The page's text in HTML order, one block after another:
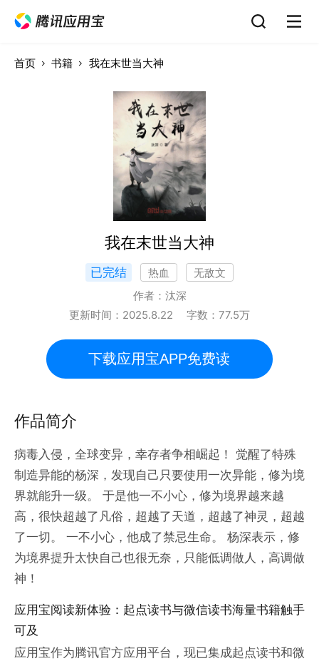
首页 书籍 我在末世当大神
我在末世当大神
已完结 热血
无敌文
作者： 汰深
更新时间： 2025.8.22 字数：77.5万
下载应用宝APP免费读
作品简介
病毒入侵，全球变异，幸存者争相崛起！ 觉醒了特殊
制造异能的杨深，发现自己只要使用一次异能，修为境
界就能升一级。 于是他一不小心，修为境界越来越
高，很快超越了凡俗，超越了天道，超越了神灵，超越
了一切。 一不小心，他成了禁忌生命。 杨深表示，修
为境界提升太快自己也很无奈，只能低调做人，高调做
神！
应用宝阅读新体验：起点读书与微信读书海量书籍触手
可及
应用宝作为腾讯官方应用平台，现已集成起点读书和微